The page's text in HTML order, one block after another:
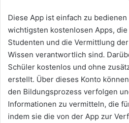
Diese App ist einfach zu
wichtigsten kostenlosen Apps,
Studenten und die Vermittlung
Wissen verantwortlich sind.
Schüler kostenlos und ohne
erstellt. Über dieses Konto
den Bildungsprozess verfolgen
Informationen zu vermitteln, die
indem sie die von der App zur